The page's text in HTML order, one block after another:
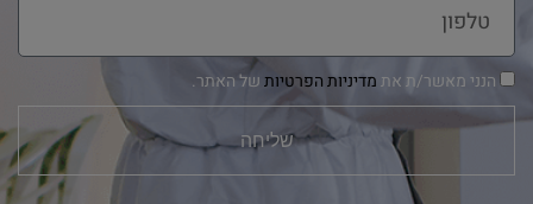
הנני מאשר/ת אתמדיניות הפרטיותשל האתר.
שליחה